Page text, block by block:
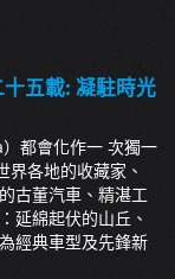
五載: 凝駐時光
都會化作一 次獨一
各地的收藏家、
古董汽車、精湛工
延綿起伏的山丘、
經典車型及先鋒新